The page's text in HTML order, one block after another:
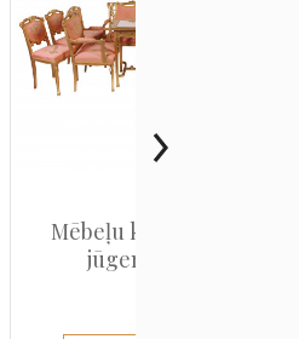
Mēbeļu komplekts
jūgendstila